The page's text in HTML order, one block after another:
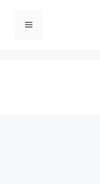
القائمة